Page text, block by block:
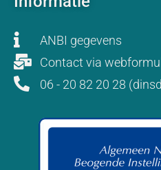
ANBI gegevens
Contact via
06 - 20 82 20 28